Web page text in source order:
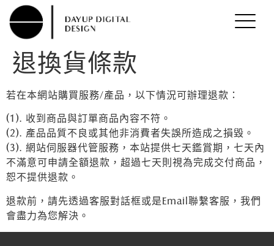
退換貨條款
若在本網站購買服務/產品，以下情況可辦理退款：
(1). 收到商品與訂單商品內容不符。
(2). 產品品質不良或其他非消費者失誤所造成之損毀。
(3). 網站伺服器代管服務，本站提供七天鑑賞期，七天內
不滿意可申請全額退款，超過七天則視為完成交付商品，
恕不提供退款。
退款前，請先透過客服對話框或是Email聯繫客服，我們
會盡力為您解決。